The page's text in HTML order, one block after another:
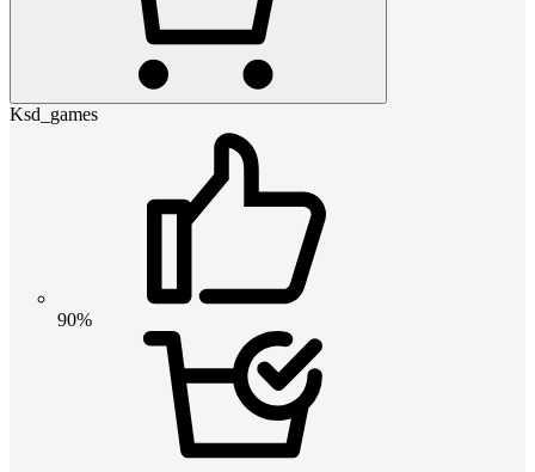
Ksd_games
90%